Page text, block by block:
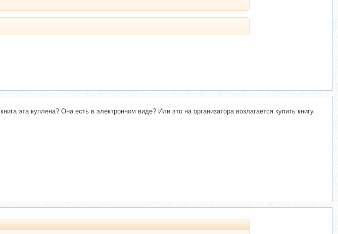
эта куплена? Она есть в электронном виде? Или это на организатора возлагается купить книгу.